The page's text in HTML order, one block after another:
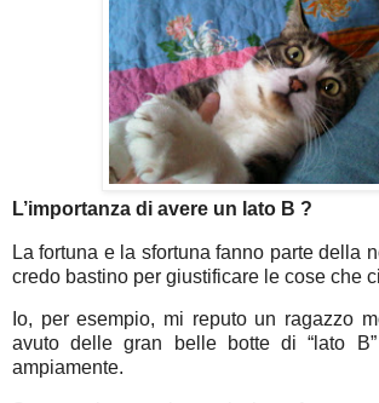
L’importanza di avere un lato B ?
La fortuna e la sfortuna fanno parte della
credo bastino per giustificare le cose che
Io, per esempio, mi reputo un ragazzo
avuto delle gran belle botte di “lato B”
ampiamente.